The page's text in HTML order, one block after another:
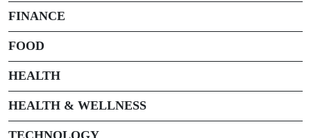
FINANCE
FOOD
HEALTH
HEALTH & WELLNESS
TECHNOLOGY